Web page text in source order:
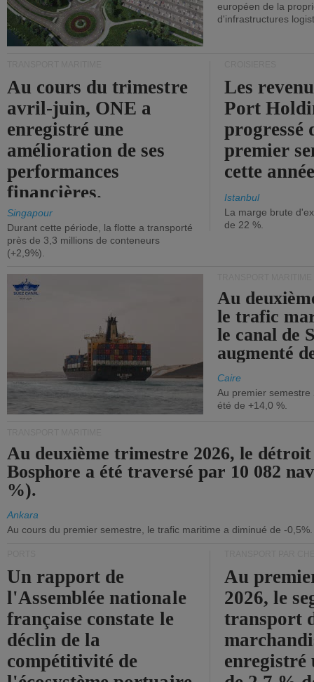
européen de la
d'infrastructures
Au cours du trimestre
avril-juin, ONE a
enregistré une
amélioration de ses
performances
financières.
Singapour
Durant cette période, la flotte a transporté
près de 3,3 millions de conteneurs
(+2,9%).
Les
Port
progressé
premier
cette
Istanbul
La marge brute
de 22 %.
Au
le trafic
le canal de
augmenté
Caire
Au premier
été de +14,0 %.
Au deuxième trimestre 2026, le
Bosphore a été traversé par 10 082
%).
Ankara
Au cours du premier semestre, le trafic maritime a diminué de -0,5%.
Un rapport de
l'Assemblée nationale
française constate le
déclin de la
compétitivité de
Au
2026, le
transport
enregistré